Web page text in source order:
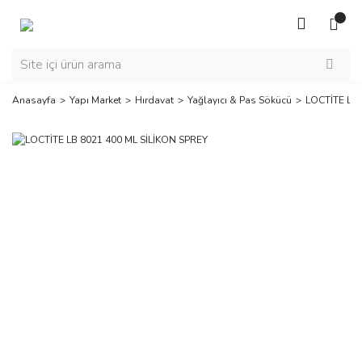
Anasayfa Yapı Market Hırdavat Yağlayıcı & Pas Sökücü LOCTİTE